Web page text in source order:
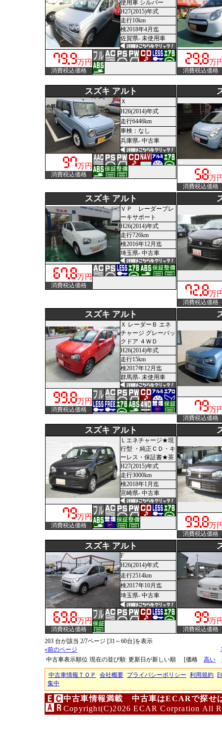
使用車 シルバー
H27(2015)年式
走行10km
検2018年4月迄
佐賀県- 未使用車
万円
消費税込価格
万
消費税込価格
スズキ アルト
Ｘ
H26(2014)年式
走行6446km
車検：なし
兵庫県- 中古車
万円
消費税込価格 万
消費税込価格
スズキ アルト
ＶＰ レーダーブレ
ーキサポート
H26(2014)年式
走行726km
検2016年12月迄
埼玉県- 中古車
万円
消費税込価格
万
消費税込価格
スズキ アルト
Ｘ レーダーＢ エネ
チャージ グレーバッ
クドア ４ＷＤ
H26(2014)年式
走行15km
検2017年12月迄
群馬県- 未使用車
万円
消費税込価格 万
消費税込価格
スズキ アルト
Ｌエネチャージ★現
行型 ・純正ＣＤ・キ
ーレス・保証書★茶
H27(2015)年式
走行3000km
検2018年1月迄
宮崎県- 中古車
万円
消費税込価格 万
消費税込価格
スズキ アルト
F
H26(2014)年式
走行2514km
検2017年10月迄
埼玉県- 中古車
万円
消費税込価格
万
消費税込価格
203 台が該当 2/7ページ [31～60台]を表示
«前のページ
中古車表示順位 現在の並び順: 更新日が新しい順 [価格 高い
中古車情報ＴＯＰ 会社概要 プライバシーポリシー 利用規約
集中
中古車情報満載 中古車はECARで探せ
Copyright(C)2026 ECAR Corpration All